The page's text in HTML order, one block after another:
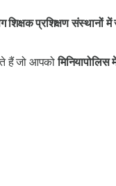
शिक्षक प्रशिक्षण
हैं जो आपकोमिनियापोलिस